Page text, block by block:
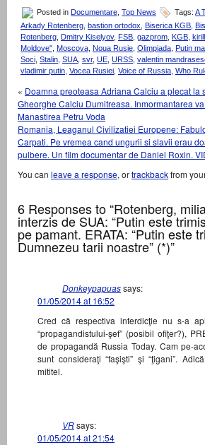
Posted in Documentare Top News Tags: A
Arkady Rotenberg, bastion ortodox, Biserica KGB,
Rotenberg, Dmitry Kiselyov, FSB, gazprom, KGB, kirill
Moldove", Moscova, Noua Rusie, Olimpiada, Putin
Soci, Stalin, SUA, svr, UE, URSS, valentin
vladimir putin, Vocea Rusiei, Voice of Russia, Who
« Doamna preoteasa Adriana Calciu a plecat la
Gheorghe Calciu Dumitreasa. Inmormantarea
Manastirea Petru Voda
Romania, Leaganul Civilizatiei Europene:
Carpati. Pe vremea cand ungurii si slavii erau
pulbere. Un film documentar de Daniel Roxin.
You can leave a response, ortrackbackfrom
6 Responses to “Rotenberg,
interzis de SUA: “Putin este
pe pamant. ERATA: “Putin este
Dumnezeu tarii noastre” (*)”
Donkeypapuassays:
01/05/2014 at 16:52
Cred că respectiva interdicţie nu s-a
“propagandistului-şef” (posibil ofiţer?),
de propagandă Russia Today. Cam pe-
sunt consideraţi “faşişti” şi “ţigani”.
mititel.
VRsays:
01/05/2014 at 21:54